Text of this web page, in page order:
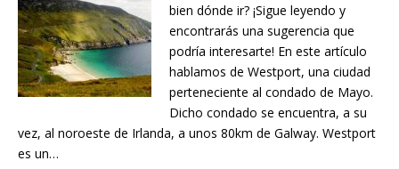
bien dónde ir? ¡Sigue leyendo y
encontrarás una sugerencia que
podría interesarte! En este artículo
hablamos de Westport, una ciudad
perteneciente al condado de Mayo.
Dicho condado se encuentra, a su
vez, al noroeste de Irlanda, a unos 80km de Galway. Westport
es un…